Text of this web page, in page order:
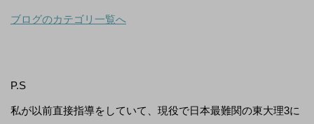
ブログのカテゴリ一覧へ
P.S
私が以前直接指導をしていて、現役で日本最難関の東大理3に